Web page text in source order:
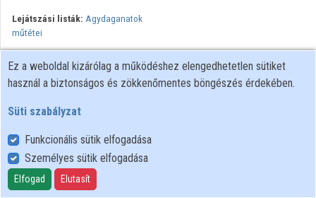
Lejátszási listák: Agydaganatok
műtétei
Kisagy daganat műtéte, ( IV. kamra hemangioblastoma- Lindau
tumor) Jeno Julow MD DSc, St. John’s Hospital Dept of
Neurosurgery and SOTE Neurosurgery by generous and help of
Japan International Cooperation Agency
Felhasználói szabályzat
Adatkezelési tájékoztató
Süti szabályzat
Ez a weboldal kizárólag a működéshez elengedhetetlen sütiket
használ a biztonságos és zökkenőmentes böngészés érdekében.
Süti szabályzat
Funkcionális sütik elfogadása
Személyes sütik elfogadása
Elfogad Elutasít